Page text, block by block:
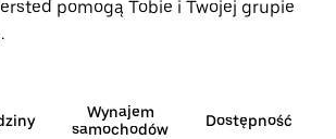
pomogą Tobie i Twojej grupie
Wynajem
samochodów
Dostępność